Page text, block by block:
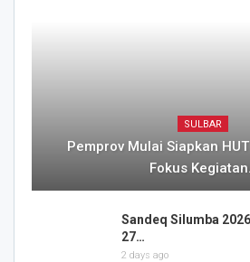
SULBAR
Pemprov Mulai Siapkan
Fokus
Sandeq Silumba
27…
2 days ago